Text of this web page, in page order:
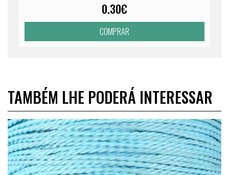
0.30€
COMPRAR
TAMBÉM LHE PODERÁ INTERESSAR